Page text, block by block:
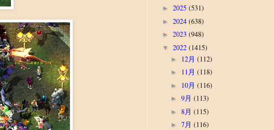
► 2025 (531)
► 2024 (638)
► 2023 (948)
▼ 2022 (1415)
► 12月 (112)
► 11月 (118)
► 10月 (116)
► 9月 (113)
► 8月 (115)
► 7月 (116)